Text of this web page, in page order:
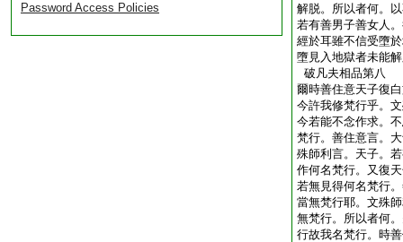
Password Access Policies
解脱。所以者何。
若有善男子善女人
經於耳雖不信受墮
墮見入地獄者未能
破凡夫相品第八
爾時善住意天子復
今許我修梵行乎。
今若能不念作求。
梵行。善住意言。
殊師利言。天子。
作何名梵行。又復
若無見得何名梵行
當無梵行耶。文殊
無梵行。所以者何
行故我名梵行。時